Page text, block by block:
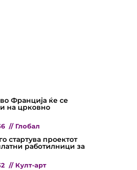
Франција ќе се
на црковно
// Глобал
стартува проектот
работилници за
// Култ-арт